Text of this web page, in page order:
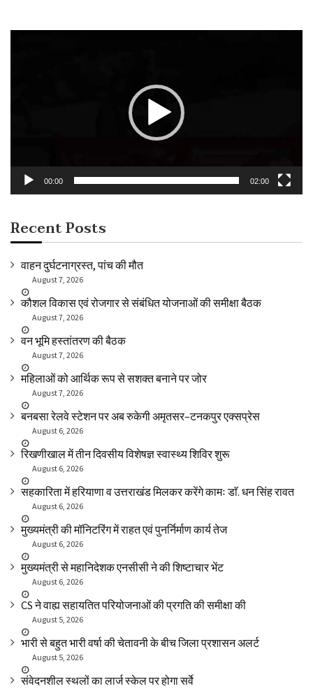
00:00 02:00
Recent Posts
वाहन दुर्घटनाग्रस्त, पांच की मौत
August 7, 2026
कौशल विकास एवं रोजगार से संबंधित योजनाओं की समीक्षा बैठक
August 7, 2026
वन भूमि हस्तांतरण की बैठक
August 7, 2026
महिलाओं को आर्थिक रूप से सशक्त बनाने पर जोर
August 7, 2026
बनबसा रेलवे स्टेशन पर अब रुकेगी अमृतसर–टनकपुर एक्सप्रेस
August 6, 2026
रिखणीखाल में तीन दिवसीय विशेषज्ञ स्वास्थ्य शिविर शुरू
August 6, 2026
सहकारिता में हरियाणा व उत्तराखंड मिलकर करेंगे कामः डाॅ. धन सिंह रावत
August 6, 2026
मुख्यमंत्री की मॉनिटरिंग में राहत एवं पुनर्निर्माण कार्य तेज
August 6, 2026
मुख्यमंत्री से महानिदेशक एनसीसी ने की शिष्टाचार भेंट
August 6, 2026
CS ने वाह्य सहायतित परियोजनाओं की प्रगति की समीक्षा की
August 5, 2026
भारी से बहुत भारी वर्षा की चेतावनी के बीच जिला प्रशासन अलर्ट
August 5, 2026
संवेदनशील स्थलों का लार्ज स्केल पर होगा सर्वे